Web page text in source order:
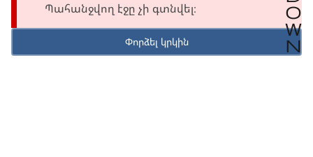
Պահանջվող էջը չի գտնվել։
Փորձել կրկին